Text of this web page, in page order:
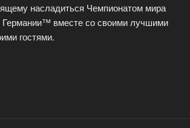
насладиться Чемпионатом мира
вместе со своими лучшими
гостями.